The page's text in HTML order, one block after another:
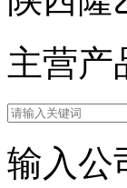
主营产
输入公